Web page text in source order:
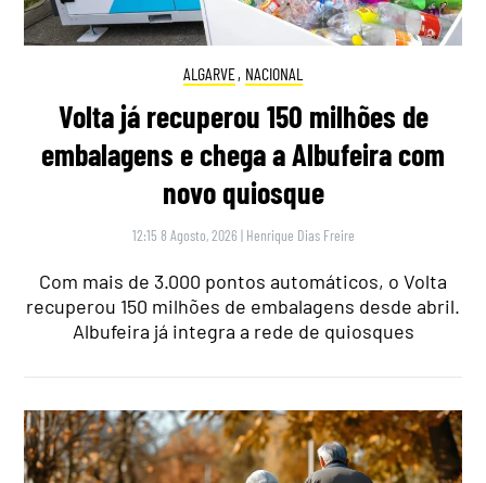
ALGARVE, NACIONAL
Volta já recuperou 150 milhões de
embalagens e chega a Albufeira com
novo quiosque
12:15 8 Agosto, 2026 | Henrique Dias Freire
Com mais de 3.000 pontos automáticos, o Volta
recuperou 150 milhões de embalagens desde abril.
Albufeira já integra a rede de quiosques